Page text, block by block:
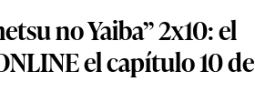
no Yaiba” 2x10: el
el capítulo 10 de